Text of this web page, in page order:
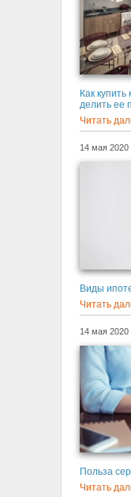
Как купить
делить ее
Читать
14 мая 2020
Виды
Читать
14 мая 2020
Польза
Читать